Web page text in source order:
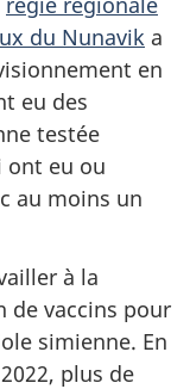
du Nunavik a
en
eu des
testée
ont eu ou
au moins un
à la
de vaccins pour
simienne. En
plus de